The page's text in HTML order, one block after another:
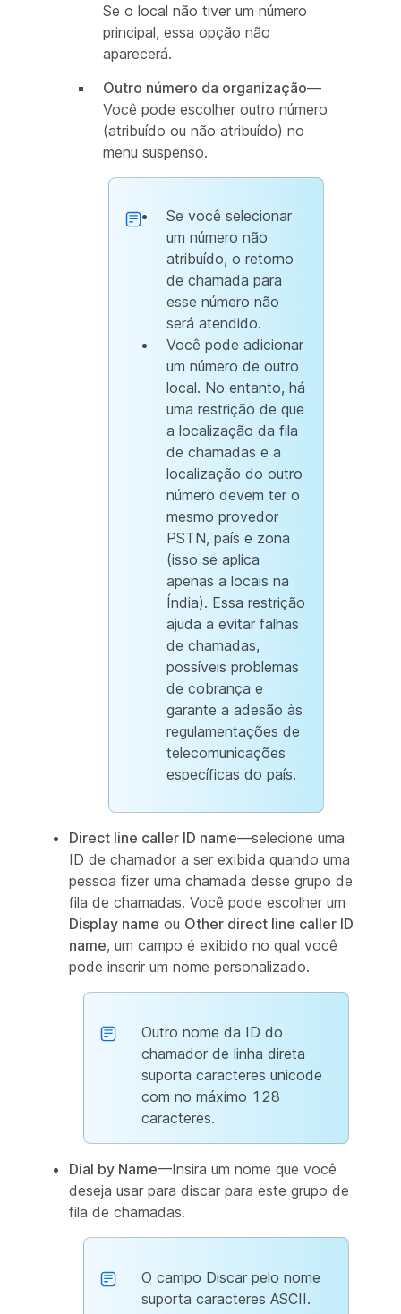
Se o local não tiver um número
principal, essa opção não
aparecerá.
Outro número da organização—
Você pode escolher outro número
(atribuído ou não atribuído) no
menu suspenso.
Se você selecionar
um número não
atribuído, o retorno
de chamada para
esse número não
será atendido.
Você pode adicionar
um número de outro
local. No entanto, há
uma restrição de que
a localização da fila
de chamadas e a
localização do outro
número devem ter o
mesmo provedor
PSTN, país e zona
(isso se aplica
apenas a locais na
Índia). Essa restrição
ajuda a evitar falhas
de chamadas,
possíveis problemas
de cobrança e
garante a adesão às
regulamentações de
telecomunicações
específicas do país.
Direct line caller ID name—selecione uma
ID de chamador a ser exibida quando uma
pessoa fizer uma chamada desse grupo de
fila de chamadas. Você pode escolher um
Display name ou Other direct line caller ID
name, um campo é exibido no qual você
pode inserir um nome personalizado.
Outro nome da ID do
chamador de linha direta
suporta caracteres unicode
com no máximo 128
caracteres.
Dial by Name—Insira um nome que você
deseja usar para discar para este grupo de
fila de chamadas.
O campo Discar pelo nome
suporta caracteres ASCII.